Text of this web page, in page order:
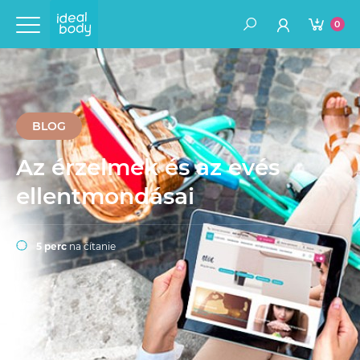
0
BLOG
Az érzelmek és az evés
ellentmondásai
5 percna čítanie